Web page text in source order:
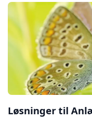
Løsninger til